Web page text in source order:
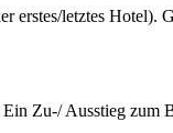
erstes/letztes Hotel).
Zu-/ Ausstieg zum